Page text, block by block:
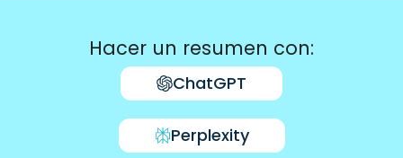
Hacer un resumen con:
ChatGPT
Perplexity